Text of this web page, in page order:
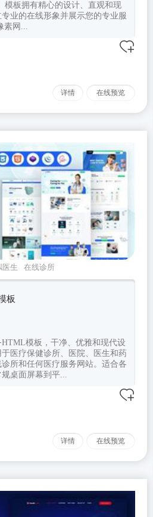
模板拥有精心的设计、直观和现
业的在线形象并展示您的专业服
素网...
详情 在线预览
医生 在线诊所
板
模板，干净、优雅和现代设
医疗保健诊所、医院、医生和药
所和任何医疗服务网站。适合各
桌面屏幕到平...
详情 在线预览